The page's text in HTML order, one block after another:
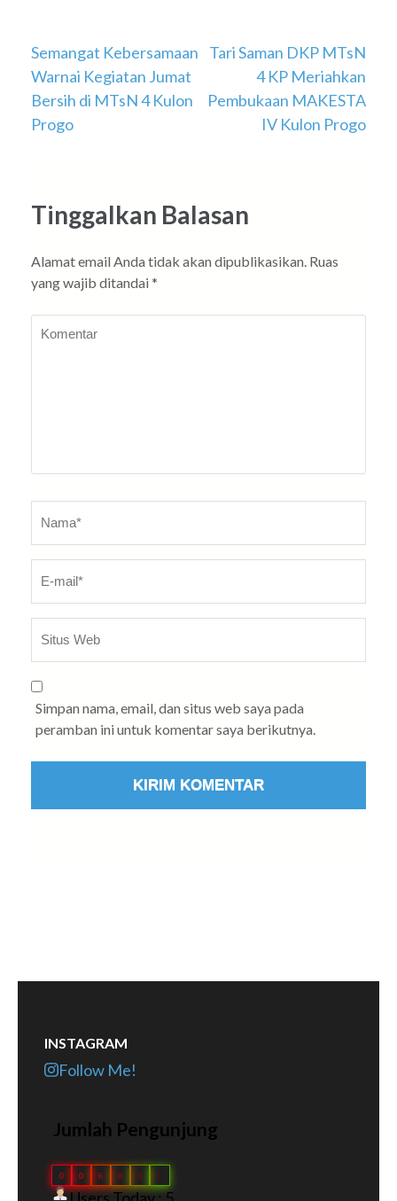
Navigasi
pos
Semangat Kebersamaan
Warnai Kegiatan Jumat
Bersih di MTsN 4 Kulon
Progo
Tari Saman DKP MTsN
4 KP Meriahkan
Pembukaan MAKESTA
IV Kulon Progo
Tinggalkan Balasan
Alamat email Anda tidak akan dipublikasikan. Ruas
yang wajib ditandai *
Simpan nama, email, dan situs web saya pada
peramban ini untuk komentar saya berikutnya.
INSTAGRAM
Follow Me!
Jumlah Pengunjung
0 0 6 8 8 1